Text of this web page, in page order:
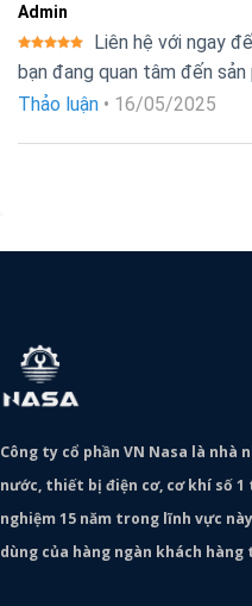
Admin
hạng 5 5
Liên hệ với ngay
bạn đang quan tâm đến sản
Thảo luận • 16/05/2025
Công ty cổ phần VN Nasa là nhà
nước, thiết bị điện cơ, cơ khí số
nghiệm 15 năm trong lĩnh vực
dùng của hàng ngàn khách